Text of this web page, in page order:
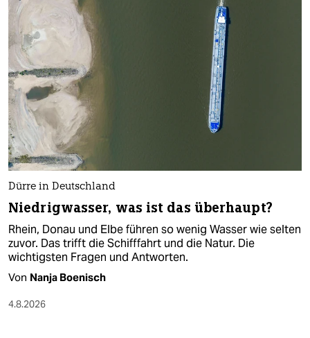
Dürre in Deutschland
Niedrigwasser, was ist das überhaupt?
Rhein, Donau und Elbe führen so wenig Wasser wie selten
zuvor. Das trifft die Schifffahrt und die Natur. Die
wichtigsten Fragen und Antworten.
Von Nanja Boenisch
4.8.2026